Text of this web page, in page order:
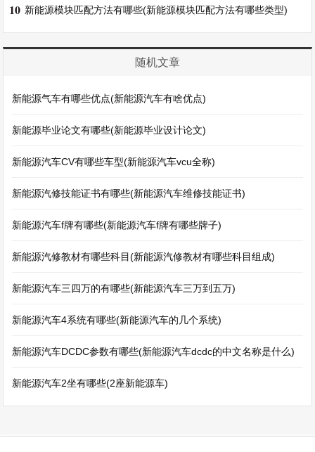
10 新能源模块匹配方法有哪些(新能源模块匹配方法有哪些类型)
随机文章
新能源气车有哪些优点(新能源汽车有啥优点)
新能源毕业论文有哪些(新能源毕业设计论文)
新能源汽车CV有哪些车型(新能源汽车vcu全称)
新能源汽修技能证书有哪些(新能源汽车维修技能证书)
新能源汽车f牌有哪些(新能源汽车f牌有哪些牌子)
新能源汽修教材有哪些科目(新能源汽修教材有哪些科目组成)
新能源汽车三四万的有哪些(新能源汽车三万到五万)
新能源汽车4系统有哪些(新能源汽车的几个系统)
新能源汽车DCDC参数有哪些(新能源汽车dcdc的中文名称是什么)
新能源汽车2坐有哪些(2座新能源车)